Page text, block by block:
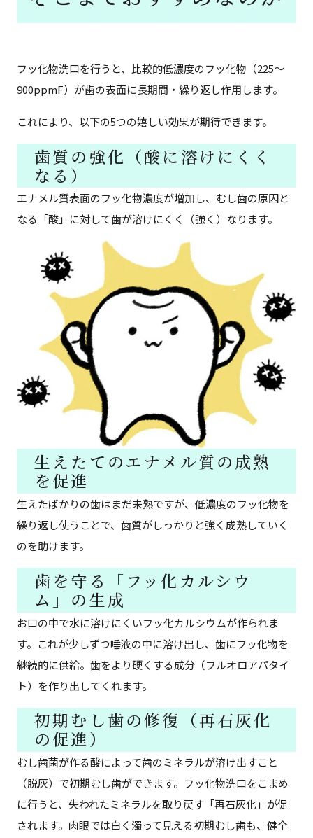
フッ化物洗口を行うと、比較的低濃度のフッ化物（225〜
900ppmF）が歯の表面に長期間・繰り返し作用します。
これにより、以下の5つの嬉しい効果が期待できます。
歯質の強化（酸に溶けにくく
なる）
エナメル質表面のフッ化物濃度が増加し、むし歯の原因と
なる「酸」に対して歯が溶けにくく（強く）なります。
生えたてのエナメル質の成熟
を促進
生えたばかりの歯はまだ未熟ですが、低濃度のフッ化物を
繰り返し使うことで、歯質がしっかりと強く成熟していく
のを助けます。
歯を守る「フッ化カルシウ
ム」の生成
お口の中で水に溶けにくいフッ化カルシウムが作られま
す。これが少しずつ唾液の中に溶け出し、歯にフッ化物を
継続的に供給。歯をより硬くする成分（フルオロアパタイ
ト）を作り出してくれます。
初期むし歯の修復（再石灰化
の促進）
むし歯菌が作る酸によって歯のミネラルが溶け出すこと
（脱灰）で初期むし歯ができます。フッ化物洗口をこまめ
に行うと、失われたミネラルを取り戻す「再石灰化」が促
されます。肉眼では白く濁って見える初期むし歯も、健全